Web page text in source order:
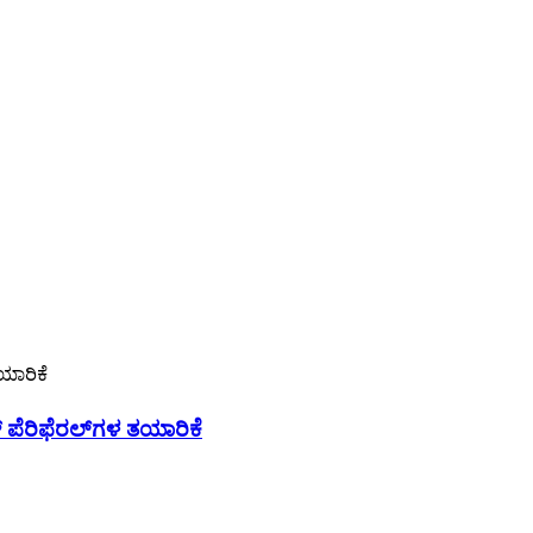
ಪೆರಿಫೆರಲ್‌ಗಳ ತಯಾರಿಕೆ